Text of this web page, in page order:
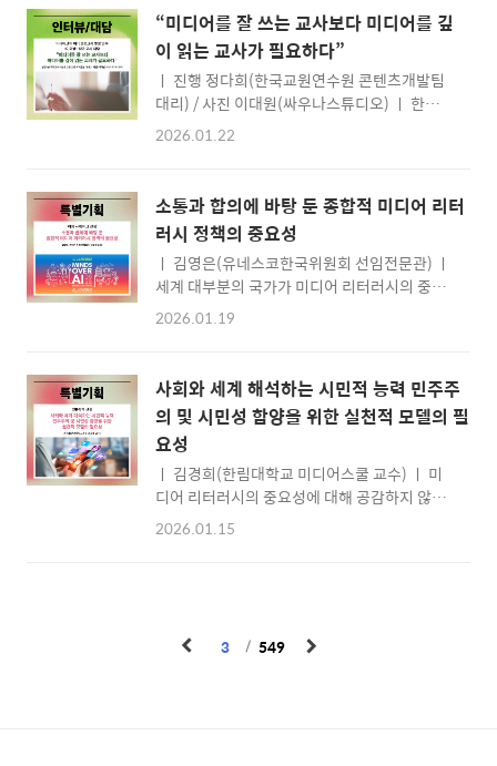
는 용어가 등장하는 것을 본 건 처음이다. 학급
아이들은 쉬는 시간에도 에서 만든 미디어 카드
놀이를 하고, 시..
일깨운이 기획 연재가 어떻게 세상에 나오게 되
었는지,취재를 담당했던 유대근·송주용·최은
서 한국일보 사회정책부 기자를 만나기사로는
미처 풀어내지 못한 이야기를 들어보았다. 안녕
하세요. 귀한 시간 내주셔서 감사합니다. 기획
연재 기사를 매우 인상 깊게 보았습니다. 10대
육 현실을 이해하는 데 많은 도움이 되었습니다.
청소년의 정치적 주체화와 미디어 리터러시 교
육이라는 중요한 사회적 의제를..
“미디어를 잘 쓰는 교사보다 미디어를 깊
이 읽는 교사가 필요하다”
ㅣ 진행 정다희(한국교원연수원 콘텐츠개발팀
대리) / 사진 이대원(싸우나스튜디오) ㅣ 한국언
론진흥재단은 2025년 6~11월까지 전국의 미
험 등 다양한 교육과정을 통해 학교 현장에서미
디어교육을 실천할 예비 미디어교육 전문교
사‘미리쌤’으로 거듭난다. 이번 연수에 참가한
김경민(서울은진초등학교),이상석(자양중학
교), 장민재(서울덕수초등학교),정수현(서울중
광초등학교), 지세나(검암중학교) 교사를 만나
어려움, 그리고 이번 미디어교육 예비 전문교사
양성연수를 선택한 계기는? A. 김경민 초등학교
에는 매체 단원이 있어 초등 교사라면 ..
2026.01.22
소통과 합의에 바탕 둔 종합적 미디어 리터
러시 정책의 중요성
ㅣ 김영은(유네스코한국위원회 선임전문관) ㅣ
세계 대부분의 국가가 미디어 리터러시의 중요
성을 인식하고 있다. 그럼에도 관련 정책 및 교
떻게 이루어지고 있는지 살펴보고,이를 통해 우
리 국민의 미디어 리터러시 역량 제고를 위한 방
법론과 비전을 가늠해 본다. 지난 10월 24~31
일은 ‘글로벌 미디어 정보 리터러시 주간’이었
다. 유엔교육과학문화기구(이하 유네스코)가
미디어 정보 리터러시 관련 성과를 공유하고, 인
식을 제고하기 위해 시작한 주간으로, 2021년
에는 유엔 총회의 승인을 거쳐 유엔 공식 주간으
2026.01.19
사회와 세계 해석하는 시민적 능력 민주주
의 및 시민성 함양을 위한 실천적 모델의 필
요성
ㅣ 김경희(한림대학교 미디어스쿨 교수) ㅣ 미
디어 리터러시의 중요성에 대해 공감하지 않는
사람은 드물다. 그럼에도 우리 사회의 미디어 리
수 있는 방법을 모색해 본다. 오늘날의 미디어는
단순한 정보 전달 도구가 아니라 시민의 사고와
2026.01.15
3 549